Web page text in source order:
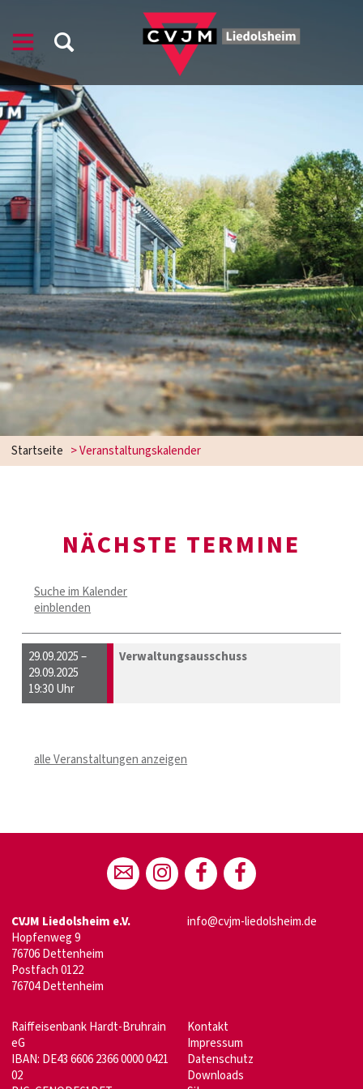
Startseite > Veranstaltungskalender
NÄCHSTE TERMINE
Suche im Kalender
einblenden
29.09.2025 –
29.09.2025
19:30 Uhr
Verwaltungsausschuss
alle Veranstaltungen anzeigen
CVJM Liedolsheim e.V.
Hopfenweg 9
76706 Dettenheim
Postfach 0122
76704 Dettenheim
info@cvjm-liedolsheim.de
Raiffeisenbank Hardt-Bruhrain
eG
IBAN: DE43 6606 2366 0000 0421
02
Kontakt
Impressum
Datenschutz
Downloads